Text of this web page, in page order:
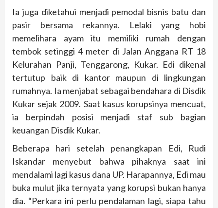
Ia juga diketahui menjadi pemodal bisnis batu dan
pasir bersama rekannya. Lelaki yang hobi
memelihara ayam itu memiliki rumah dengan
tembok setinggi 4 meter di Jalan Anggana RT 18
Kelurahan Panji, Tenggarong, Kukar. Edi dikenal
tertutup baik di kantor maupun di lingkungan
rumahnya. Ia menjabat sebagai bendahara di Disdik
Kukar sejak 2009. Saat kasus korupsinya mencuat,
ia berpindah posisi menjadi staf sub bagian
keuangan Disdik Kukar.
Beberapa hari setelah penangkapan Edi, Rudi
Iskandar menyebut bahwa pihaknya saat ini
mendalami lagi kasus dana UP. Harapannya, Edi mau
buka mulut jika ternyata yang korupsi bukan hanya
dia. “Perkara ini perlu pendalaman lagi, siapa tahu